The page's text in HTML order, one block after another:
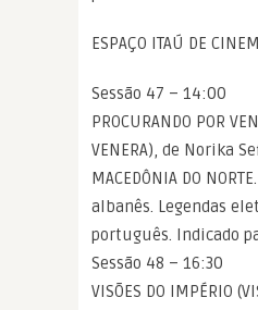
ESPAÇO ITAÚ DE
Sessão 47 – 14:00
PROCURANDO POR
VENERA), de Norika
MACEDÔNIA DO
albanês. Legendas
português. Indicado
Sessão 48 – 16:30
VISÕES DO IMPÉRIO